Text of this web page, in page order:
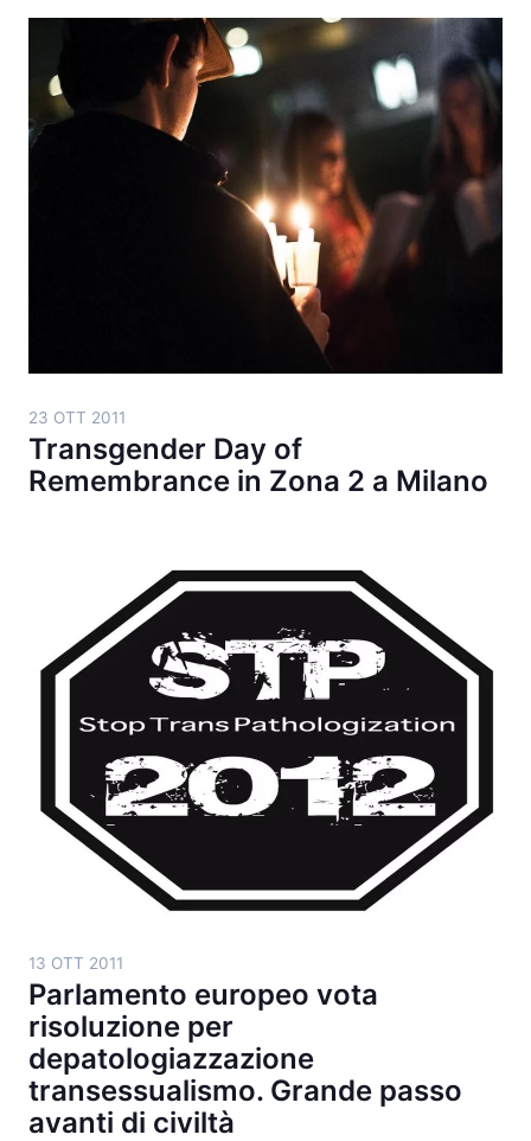
23 OTT 2011
Transgender Day of
Remembrance in Zona 2 a Milano
13 OTT 2011
Parlamento europeo vota
risoluzione per
depatologiazzazione
transessualismo. Grande passo
avanti di civiltà